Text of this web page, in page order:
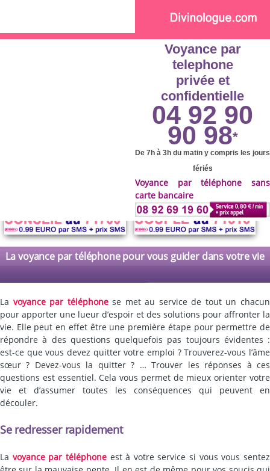
Voyance par
telephone
privée et
confidentielle
04 92 90
90 98*
De 7h à 3h du matin y compris les jours
fériés
Voyance par téléphone sans
carte bancaire
La voyance par téléphone pour vous guider dans votre vie
La voyance par téléphonese met au service de tout un chacun
pour apporter une lueur d’espoir et des solutions pour affronter la
vie. Elle peut en effet être une première étape pour permettre de
répondre à des questions quelquefois pas toujours évidentes :
est-ce que vous devez quitter votre emploi ? Trouverez-vous l’âme
sœur ? Devez-vous la quitter ? … Trouver les réponses à ces
questions est essentiel. Cela vous permet de mieux orienter votre
vie et d’assumer toutes les conséquences qui peuvent en
découler.
Se redresser rapidement
La voyance par téléphoneest à votre service si vous vous sentez